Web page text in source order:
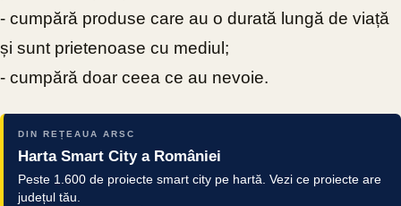
- cumpără produse care au o durată lungă de viață
și sunt prietenoase cu mediul;
- cumpără doar ceea ce au nevoie.
DIN REȚEAUA ARSC
Harta Smart City a României
Peste 1.600 de proiecte smart city pe hartă. Vezi ce proiecte are
județul tău.